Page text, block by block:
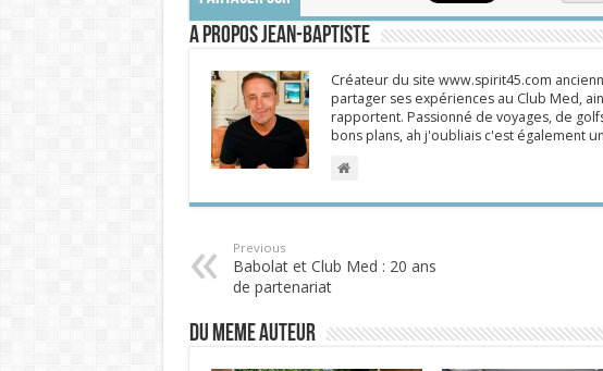
A propos Jean-Baptiste
Créateur du site www.spirit45.com
partager ses expériences au Club Med,
rapportent. Passionné de voyages, de
bons plans, ah j'oubliais c'est également
Previous
Babolat et Club Med : 20 ans
de partenariat
DU MEME AUTEUR